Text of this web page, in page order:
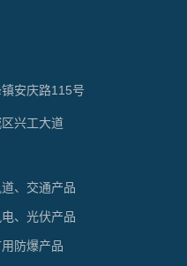
安庆路115号
兴工大道
、交通产品
电、光伏产品
防爆产品